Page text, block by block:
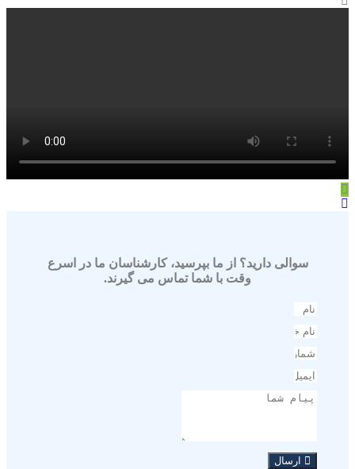
سوالی دارید؟ از ما بپرسید، کارشناسان ما در اسرع
وقت با شما تماس می گیرند.
ارسال